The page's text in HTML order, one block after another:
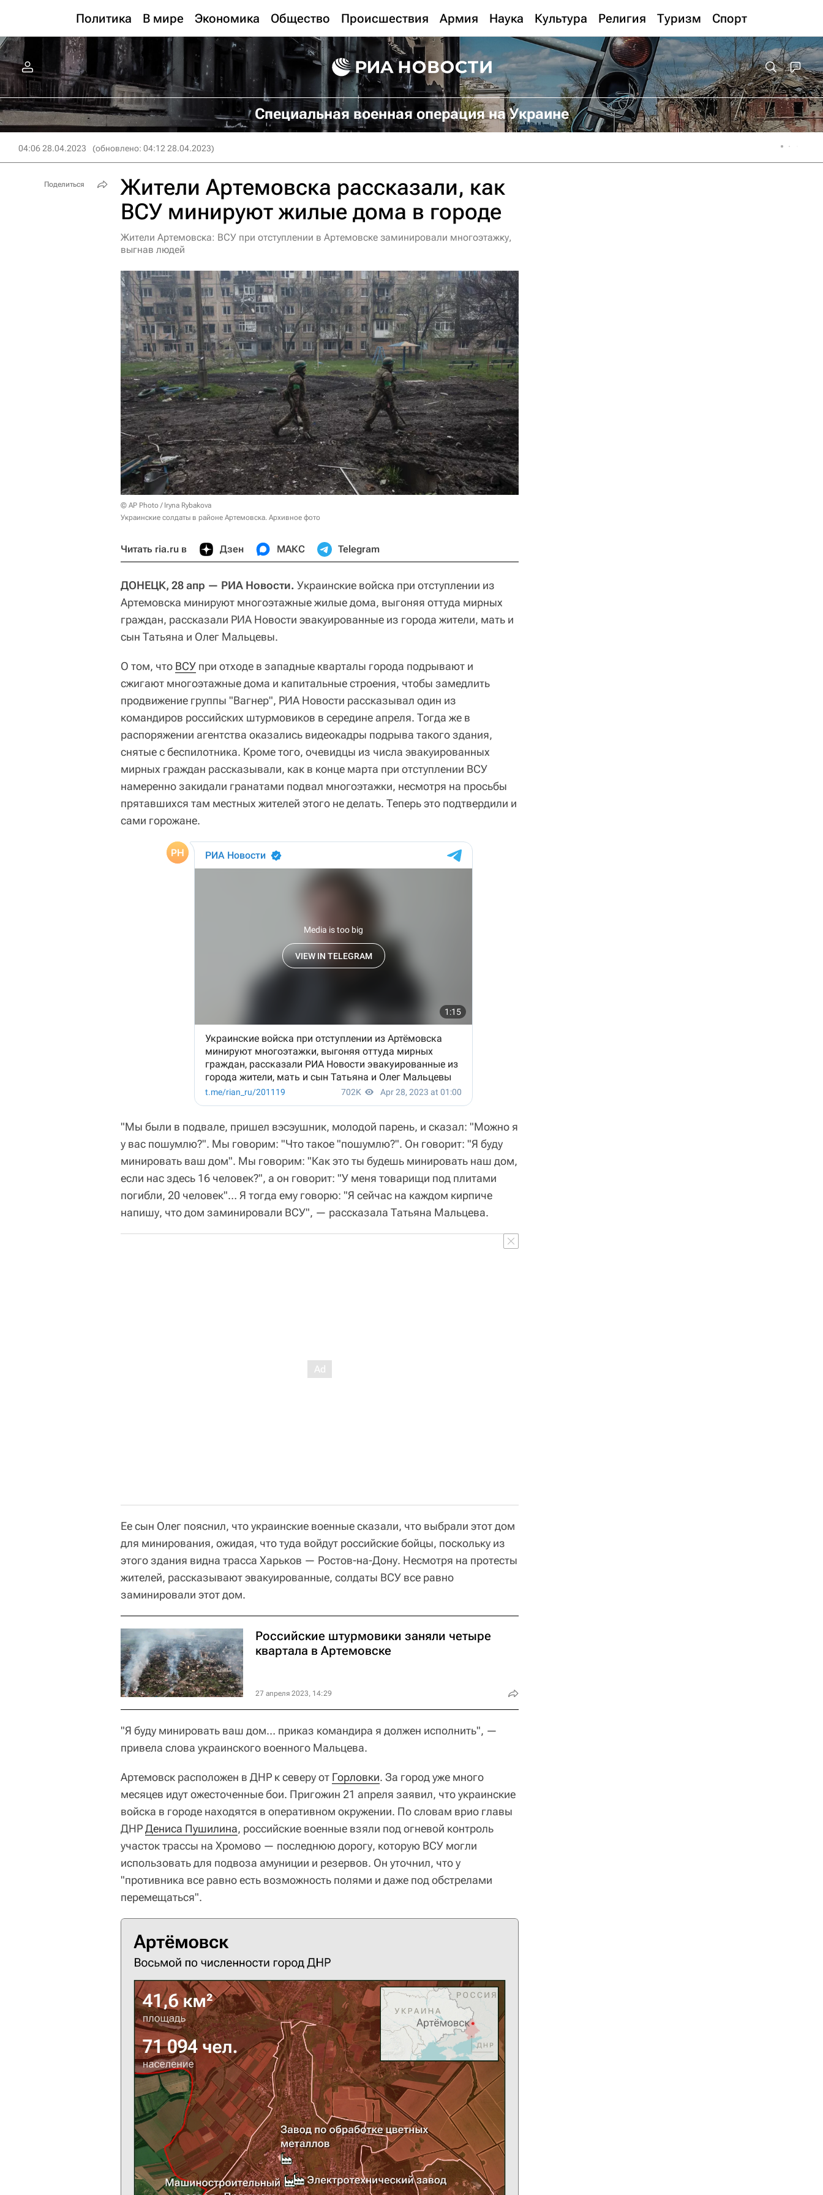
Политика В мире Экономика Общество Происшествия Армия Наука Культура Религия Туризм Спорт
Специальная военная операция на Украине
04:06 28.04.2023 (обновлено: 04:12 28.04.2023)
Жители Артемовска рассказали, как
ВСУ минируют жилые дома в городе
Жители Артемовска: ВСУ при отступлении в Артемовске заминировали многоэтажку,
выгнав людей
© AP Photo / Iryna Rybakova
Украинские солдаты в районе Артемовска. Архивное фото
Читать ria.ru в Дзен МАКС Telegram
ДОНЕЦК, 28 апр — РИА Новости. Украинские войска при отступлении из
Артемовска минируют многоэтажные жилые дома, выгоняя оттуда мирных
граждан, рассказали РИА Новости эвакуированные из города жители, мать и
сын Татьяна и Олег Мальцевы.
О том, что ВСУ при отходе в западные кварталы города подрывают и
сжигают многоэтажные дома и капитальные строения, чтобы замедлить
продвижение группы "Вагнер", РИА Новости рассказывал один из
командиров российских штурмовиков в середине апреля. Тогда же в
распоряжении агентства оказались видеокадры подрыва такого здания,
снятые с беспилотника. Кроме того, очевидцы из числа эвакуированных
мирных граждан рассказывали, как в конце марта при отступлении ВСУ
намеренно закидали гранатами подвал многоэтажки, несмотря на просьбы
прятавшихся там местных жителей этого не делать. Теперь это подтвердили и
сами горожане.
"Мы были в подвале, пришел вэсэушник, молодой парень, и сказал: "Можно я
у вас пошумлю?". Мы говорим: "Что такое "пошумлю?". Он говорит: "Я буду
минировать ваш дом". Мы говорим: "Как это ты будешь минировать наш дом,
если нас здесь 16 человек?", а он говорит: "У меня товарищи под плитами
погибли, 20 человек"… Я тогда ему говорю: "Я сейчас на каждом кирпиче
напишу, что дом заминировали ВСУ", — рассказала Татьяна Мальцева.
Ее сын Олег пояснил, что украинские военные сказали, что выбрали этот дом
для минирования, ожидая, что туда войдут российские бойцы, поскольку из
этого здания видна трасса Харьков — Ростов-на-Дону. Несмотря на протесты
жителей, рассказывают эвакуированные, солдаты ВСУ все равно
заминировали этот дом.
Российские штурмовики заняли четыре
квартала в Артемовске
27 апреля 2023, 14:29
"Я буду минировать ваш дом… приказ командира я должен исполнить", —
привела слова украинского военного Мальцева.
Артемовск расположен в ДНР к северу от Горловки. За город уже много
месяцев идут ожесточенные бои. Пригожин 21 апреля заявил, что украинские
войска в городе находятся в оперативном окружении. По словам врио главы
ДНРДениса Пушилина, российские военные взяли под огневой контроль
участок трассы на Хромово — последнюю дорогу, которую ВСУ могли
использовать для подвоза амуниции и резервов. Он уточнил, что у
"противника все равно есть возможность полями и даже под обстрелами
перемещаться".
Поделиться